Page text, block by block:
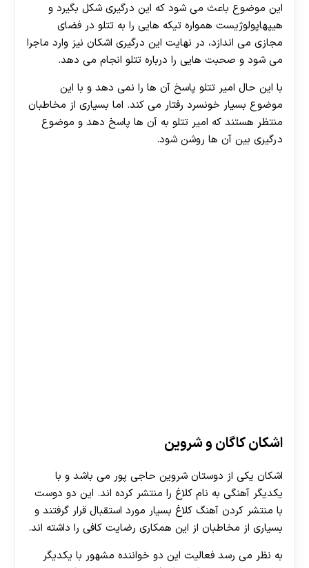
این موضوع باعث می شود که این درگیری شکل بگیرد و
هیپهاپولوژیست همواره تیکه هایی را به تتلو در فضای
مجازی می اندازد، در نهایت این درگیری اشکان نیز وارد ماجرا
می شود و صحبت هایی را درباره تتلو انجام می دهد.
با این حال امیر تتلو پاسخ آن ها را نمی دهد و با این
موضوع بسیار خونسرد رفتار می کند. اما بسیاری از مخاطبان
منتظر هستند که امیر تتلو به آن ها پاسخ دهد و موضوع
درگیری بین آن ها روشن شود.
اشکان کاگان و شروین
اشکان یکی از دوستان شروین حاجی پور می باشد و با
یکدیگر آهنگی به نام کلاغ را منتشر کرده اند. این دو دوست
با منتشر کردن آهنگ کلاغ بسیار مورد استقبال قرار گرفتند و
بسیاری از مخاطبان از این همکاری رضایت کافی را داشته اند.
به نظر می رسد فعالیت این دو خواننده مشهور با یکدیگر